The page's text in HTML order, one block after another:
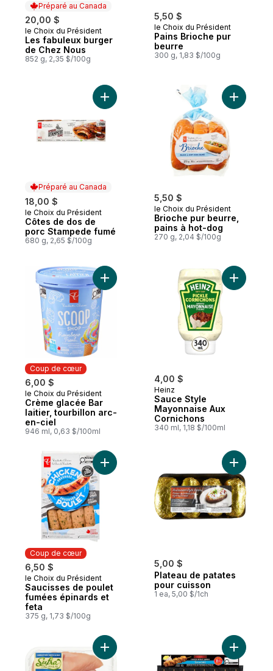
Préparé au Canada
20,00 $
Préparé au Canada
le Choix du Président
Les fabuleux burger
de Chez Nous
852 g, 2,35 $/100g
5,50 $
le Choix du Président
Pains Brioche pur
beurre
300 g, 1,83 $/100g
Préparé au Canada
18,00 $
Préparé au Canada
le Choix du Président
Côtes de dos de
porc Stampede fumé
680 g, 2,65 $/100g
Ajouter Côtes de dos de porc Stampede
5,50 $
le Choix du Président
Brioche pur beurre,
pains à hot-dog
270 g, 2,04 $/100g
Ajouter
Coup de cœur
6,00 $
Coup de cœur
le Choix du Président
Crème glacée Bar
laitier, tourbillon arc-
en-ciel
946 ml, 0,63 $/100ml
Ajouter Crème glacée Bar laitier,
4,00 $
Heinz
Sauce Style
Mayonnaise Aux
Cornichons
340 ml, 1,18 $/100ml
Ajouter
Coup de cœur
6,50 $
Coup de cœur
le Choix du Président
Saucisses de poulet
fumées épinards et
feta
375 g, 1,73 $/100g
Ajouter Saucisses de poulet fumées
5,00 $
Plateau de patates
pour cuisson
1 ea, 5,00 $/1ch
Ajouter
Ajouter Poitrines de poulet désossées
Ajouter